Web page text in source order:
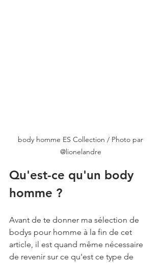
body homme ES Collection / Photo par
@lionelandre
Qu'est-ce qu'un body
homme ?
Avant de te donner ma sélection de
bodys pour homme à la fin de cet
article, il est quand même nécessaire
de revenir sur ce qu'est ce type de